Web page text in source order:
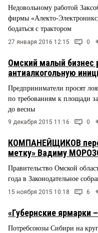
Недовольному работой
фирмы «Алекто-
бодаться с трактором
27 января 2016 12:15 0
Омский малый бизнес
антиалкогольную
Предприниматели просят
по требованиям к площади
до весны
9 декабря 2015 11:16 0
КОМПАНЕЙЩИКОВ
метку» Вадиму
Правительство Омской
года в Законодательное
15 ноября 2015 10:18 6
«Губернские ярмарки
Потребсоюзы Сибири на